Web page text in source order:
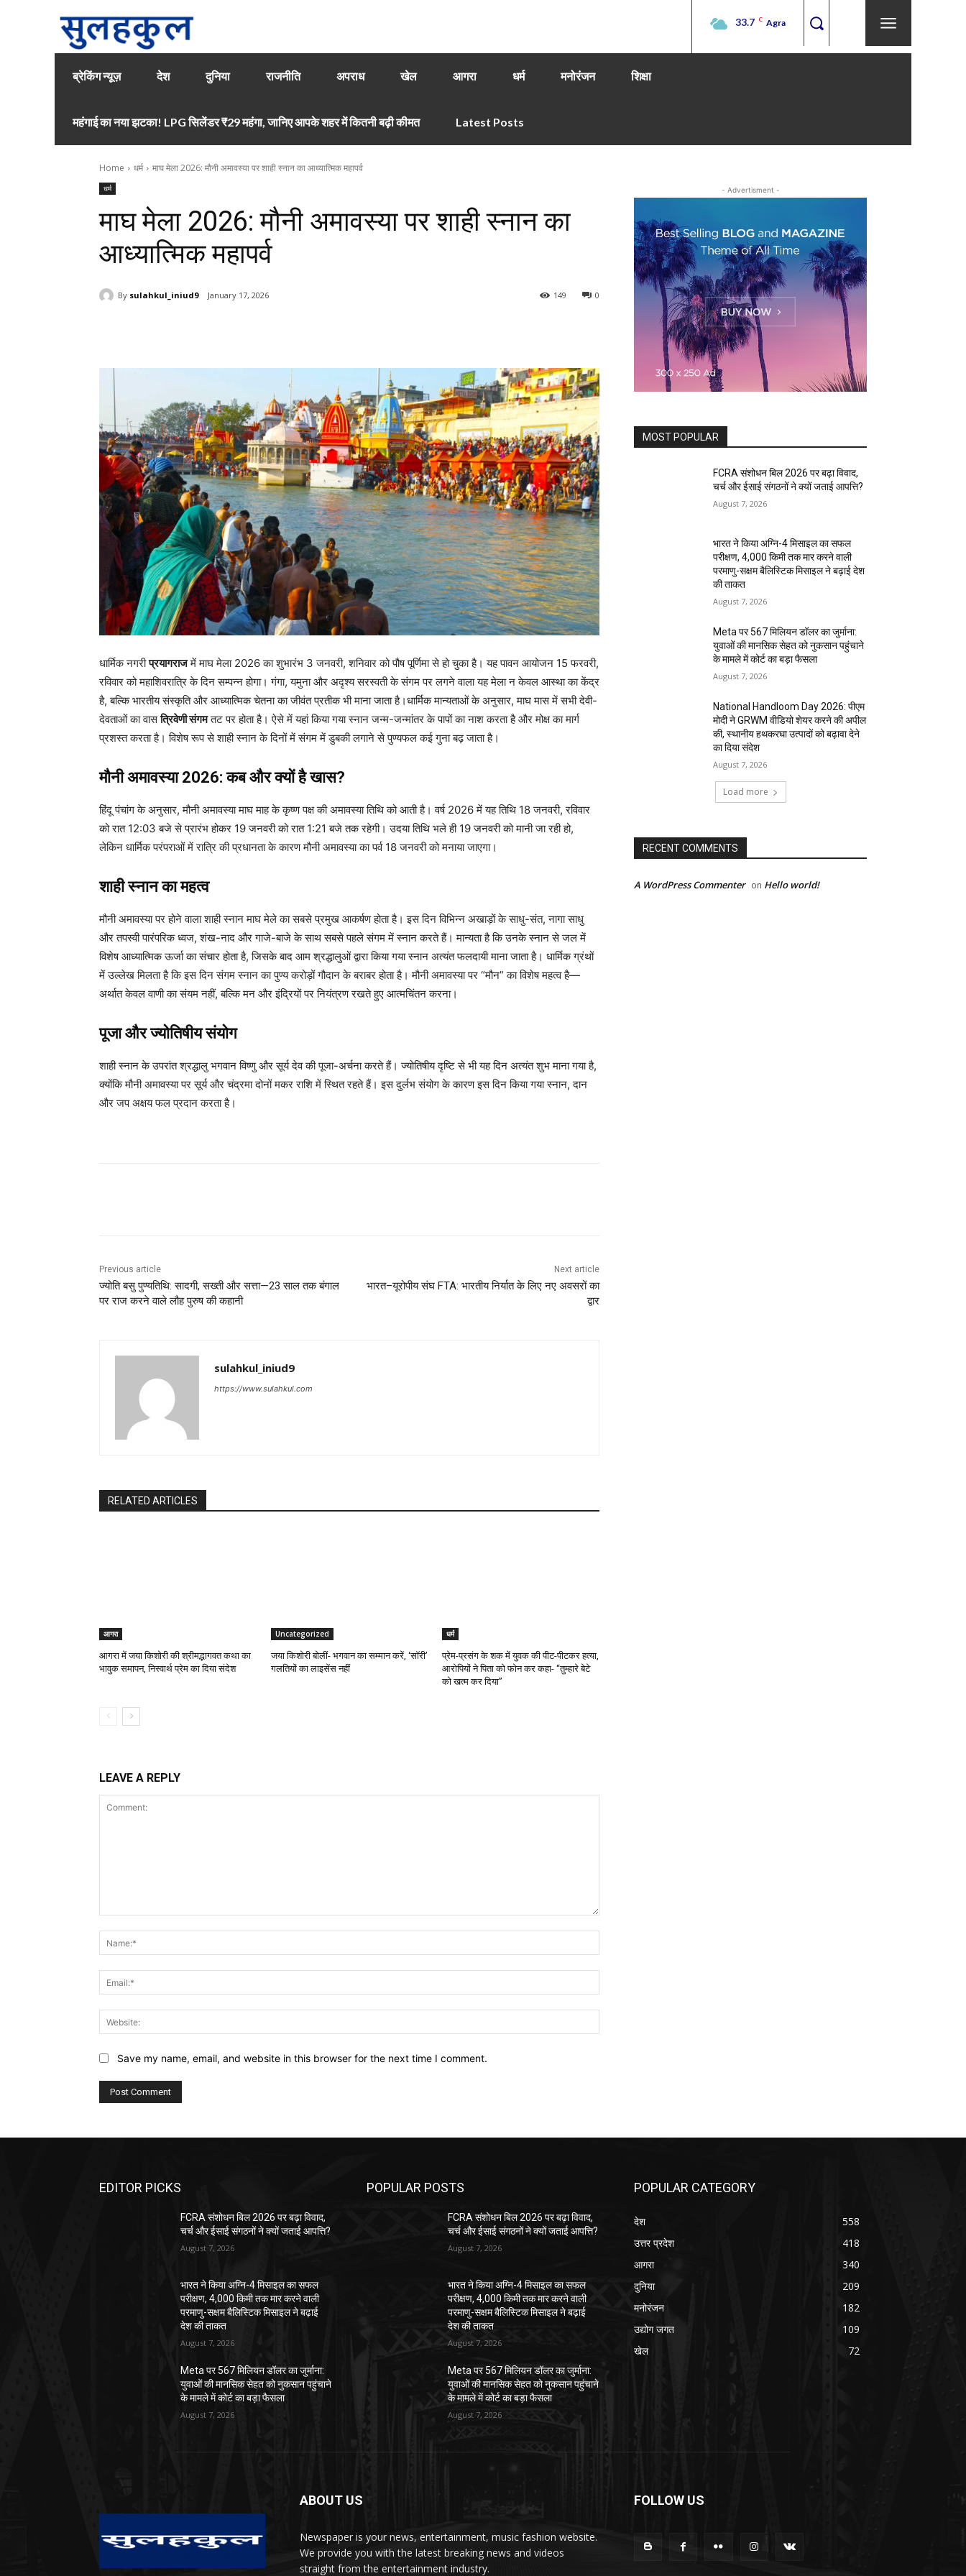
33.7 C Agra
ब्रेकिंग न्यूज़ देश दुनिया राजनीति अपराध खेल आगरा धर्म मनोरंजन शिक्षा
महंगाई का नया झटका! LPG सिलेंडर ₹29 महंगा, जानिए आपके शहर में कितनी बढ़ी कीमत Latest Posts
Home धर्म माघ मेला 2026: मौनी अमावस्या पर शाही स्नान का आध्यात्मिक महापर्व
धर्म
माघ मेला 2026: मौनी अमावस्या पर शाही स्नान का
आध्यात्मिक महापर्व
By sulahkul_iniud9 January 17, 2026 0
149
धार्मिक नगरीप्रयागराजमें माघ मेला 2026 का शुभारंभ 3 जनवरी, शनिवार को पौष पूर्णिमा से हो चुका है। यह पावन आयोजन 15 फरवरी,
रविवार को महाशिवरात्रि के दिन सम्पन्न होगा। गंगा, यमुना और अदृश्य सरस्वती के संगम पर लगने वाला यह मेला न केवल आस्था का केंद्र
है, बल्कि भारतीय संस्कृति और आध्यात्मिक चेतना का जीवंत प्रतीक भी माना जाता है।धार्मिक मान्यताओं के अनुसार, माघ मास में सभी देवी-
देवताओं का वासत्रिवेणी संगमतट पर होता है। ऐसे में यहां किया गया स्नान जन्म-जन्मांतर के पापों का नाश करता है और मोक्ष का मार्ग
प्रशस्त करता है। विशेष रूप से शाही स्नान के दिनों में संगम में डुबकी लगाने से पुण्यफल कई गुना बढ़ जाता है।
मौनी अमावस्या 2026: कब और क्यों है खास?
हिंदू पंचांग के अनुसार, मौनी अमावस्या माघ माह के कृष्ण पक्ष की अमावस्या तिथि को आती है। वर्ष 2026 में यह तिथि 18 जनवरी, रविवार
को रात 12:03 बजे से प्रारंभ होकर 19 जनवरी को रात 1:21 बजे तक रहेगी। उदया तिथि भले ही 19 जनवरी को मानी जा रही हो,
लेकिन धार्मिक परंपराओं में रात्रि की प्रधानता के कारण मौनी अमावस्या का पर्व 18 जनवरी को मनाया जाएगा।
शाही स्नान का महत्व
मौनी अमावस्या पर होने वाला शाही स्नान माघ मेले का सबसे प्रमुख आकर्षण होता है। इस दिन विभिन्न अखाड़ों के साधु-संत, नागा साधु
और तपस्वी पारंपरिक ध्वज, शंख-नाद और गाजे-बाजे के साथ सबसे पहले संगम में स्नान करते हैं। मान्यता है कि उनके स्नान से जल में
विशेष आध्यात्मिक ऊर्जा का संचार होता है, जिसके बाद आम श्रद्धालुओं द्वारा किया गया स्नान अत्यंत फलदायी माना जाता है। धार्मिक ग्रंथों
में उल्लेख मिलता है कि इस दिन संगम स्नान का पुण्य करोड़ों गौदान के बराबर होता है। मौनी अमावस्या पर “मौन” का विशेष महत्व है—
अर्थात केवल वाणी का संयम नहीं, बल्कि मन और इंद्रियों पर नियंत्रण रखते हुए आत्मचिंतन करना।
पूजा और ज्योतिषीय संयोग
शाही स्नान के उपरांत श्रद्धालु भगवान विष्णु और सूर्य देव की पूजा-अर्चना करते हैं। ज्योतिषीय दृष्टि से भी यह दिन अत्यंत शुभ माना गया है,
क्योंकि मौनी अमावस्या पर सूर्य और चंद्रमा दोनों मकर राशि में स्थित रहते हैं। इस दुर्लभ संयोग के कारण इस दिन किया गया स्नान, दान
और जप अक्षय फल प्रदान करता है।
Previous article
ज्योति बसु पुण्यतिथि: सादगी, सख्ती और सत्ता—23 साल तक बंगाल
पर राज करने वाले लौह पुरुष की कहानी
Next article
भारत–यूरोपीय संघ FTA: भारतीय निर्यात के लिए नए अवसरों का
द्वार
sulahkul_iniud9
https://www.sulahkul.com
RELATED ARTICLES
आगरा
आगरा में जया किशोरी की श्रीमद्भागवत कथा का
भावुक समापन, निस्वार्थ प्रेम का दिया संदेश
Uncategorized
जया किशोरी बोलीं- भगवान का सम्मान करें, ‘सॉरी’
गलतियों का लाइसेंस नहीं
धर्म
प्रेम-प्रसंग के शक में युवक की पीट-पीटकर हत्या,
आरोपियों ने पिता को फोन कर कहा- “तुम्हारे बेटे
को खत्म कर दिया”
LEAVE A REPLY
Save my name, email, and website in this browser for the next time I comment.
- Advertisment -
MOST POPULAR
FCRA संशोधन बिल 2026 पर बढ़ा विवाद,
चर्च और ईसाई संगठनों ने क्यों जताई आपत्ति?
August 7, 2026
भारत ने किया अग्नि-4 मिसाइल का सफल
परीक्षण, 4,000 किमी तक मार करने वाली
परमाणु-सक्षम बैलिस्टिक मिसाइल ने बढ़ाई देश
की ताकत
August 7, 2026
Meta पर 567 मिलियन डॉलर का जुर्माना:
युवाओं की मानसिक सेहत को नुकसान पहुंचाने
के मामले में कोर्ट का बड़ा फैसला
August 7, 2026
National Handloom Day 2026: पीएम
मोदी ने GRWM वीडियो शेयर करने की अपील
की, स्थानीय हथकरघा उत्पादों को बढ़ावा देने
का दिया संदेश
August 7, 2026
Load more
RECENT COMMENTS
A WordPress Commenter on Hello world!
EDITOR PICKS
FCRA संशोधन बिल 2026 पर बढ़ा विवाद,
चर्च और ईसाई संगठनों ने क्यों जताई आपत्ति?
August 7, 2026
भारत ने किया अग्नि-4 मिसाइल का सफल
परीक्षण, 4,000 किमी तक मार करने वाली
परमाणु-सक्षम बैलिस्टिक मिसाइल ने बढ़ाई
देश की ताकत
August 7, 2026
Meta पर 567 मिलियन डॉलर का जुर्माना:
युवाओं की मानसिक सेहत को नुकसान पहुंचाने
के मामले में कोर्ट का बड़ा फैसला
August 7, 2026
POPULAR POSTS
FCRA संशोधन बिल 2026 पर बढ़ा विवाद,
चर्च और ईसाई संगठनों ने क्यों जताई आपत्ति?
August 7, 2026
भारत ने किया अग्नि-4 मिसाइल का सफल
परीक्षण, 4,000 किमी तक मार करने वाली
परमाणु-सक्षम बैलिस्टिक मिसाइल ने बढ़ाई
देश की ताकत
August 7, 2026
Meta पर 567 मिलियन डॉलर का जुर्माना:
युवाओं की मानसिक सेहत को नुकसान पहुंचाने
के मामले में कोर्ट का बड़ा फैसला
August 7, 2026
POPULAR CATEGORY
देश
558
उत्तर प्रदेश
418
आगरा
340
दुनिया
209
मनोरंजन
182
उद्योग जगत
109
खेल
72
ABOUT US
Newspaper is your news, entertainment, music fashion website.
We provide you with the latest breaking news and videos
straight from the entertainment industry.
FOLLOW US